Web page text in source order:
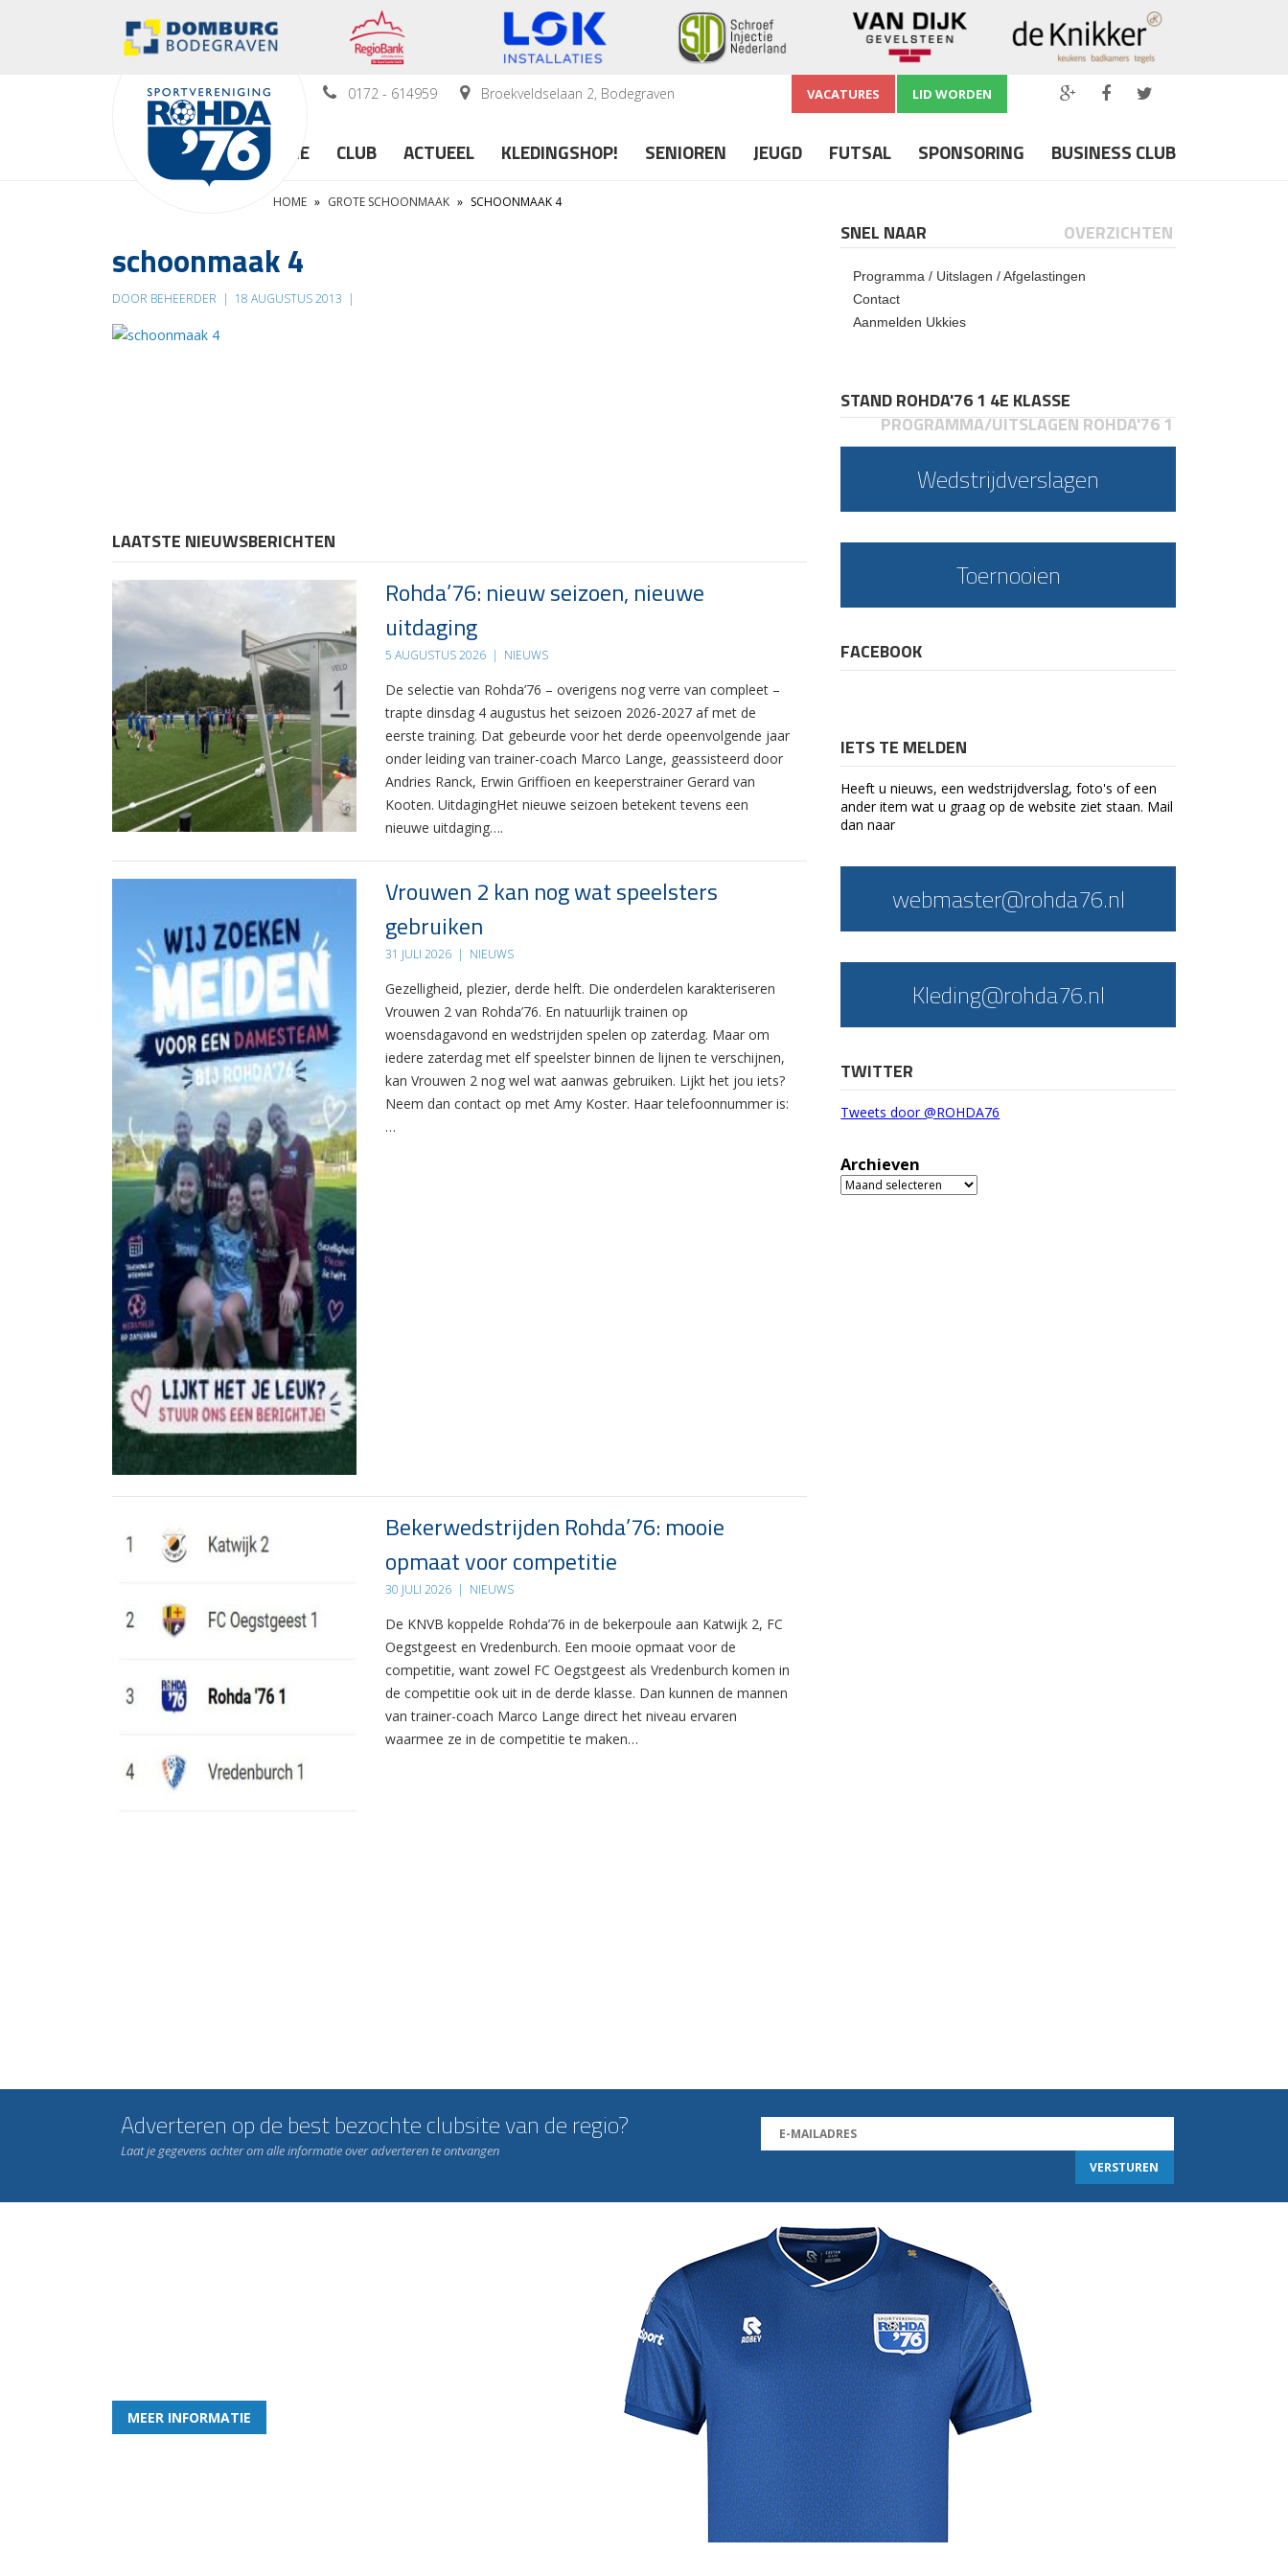
0172 - 614959 Broekveldselaan 2, Bodegraven VACATURES LID WORDEN
HOME CLUB ACTUEEL KLEDINGSHOP! SENIOREN JEUGD FUTSAL SPONSORING BUSINESS CLUB
HOME » GROTE SCHOONMAAK » SCHOONMAAK 4
schoonmaak 4
DOOR BEHEERDER | 18 AUGUSTUS 2013 |
LAATSTE NIEUWSBERICHTEN
Rohda’76: nieuw seizoen, nieuwe
uitdaging
5 AUGUSTUS 2026 | NIEUWS
De selectie van Rohda’76 – overigens nog verre van compleet –
trapte dinsdag 4 augustus het seizoen 2026-2027 af met de
eerste training. Dat gebeurde voor het derde opeenvolgende jaar
onder leiding van trainer-coach Marco Lange, geassisteerd door
Andries Ranck, Erwin Griffioen en keeperstrainer Gerard van
Kooten. UitdagingHet nieuwe seizoen betekent tevens een
nieuwe uitdaging….
Vrouwen 2 kan nog wat speelsters
gebruiken
31 JULI 2026 | NIEUWS
Gezelligheid, plezier, derde helft. Die onderdelen karakteriseren
Vrouwen 2 van Rohda’76. En natuurlijk trainen op
woensdagavond en wedstrijden spelen op zaterdag. Maar om
iedere zaterdag met elf speelster binnen de lijnen te verschijnen,
kan Vrouwen 2 nog wel wat aanwas gebruiken. Lijkt het jou iets?
Neem dan contact op met Amy Koster. Haar telefoonnummer is:
…
Bekerwedstrijden Rohda’76: mooie
opmaat voor competitie
30 JULI 2026 | NIEUWS
De KNVB koppelde Rohda’76 in de bekerpoule aan Katwijk 2, FC
Oegstgeest en Vredenburch. Een mooie opmaat voor de
competitie, want zowel FC Oegstgeest als Vredenburch komen in
de competitie ook uit in de derde klasse. Dan kunnen de mannen
van trainer-coach Marco Lange direct het niveau ervaren
waarmee ze in de competitie te maken…
SNEL NAAR OVERZICHTEN
Programma / Uitslagen / Afgelastingen
Contact
Aanmelden Ukkies
STAND ROHDA'76 1 4E KLASSE
PROGRAMMA/UITSLAGEN ROHDA'76 1
Wedstrijdverslagen
Toernooien
FACEBOOK
IETS TE MELDEN
Heeft u nieuws, een wedstrijdverslag, foto's of een
ander item wat u graag op de website ziet staan. Mail
dan naar
webmaster@rohda76.nl
Kleding@rohda76.nl
TWITTER
Tweets door @ROHDA76
Archieven
Archieven
Adverteren op de best bezochte clubsite van de regio?
Laat je gegevens achter om alle informatie over adverteren te ontvangen
MEER INFORMATIE